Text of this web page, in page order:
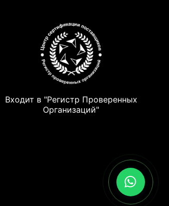
Входит в "Регистр Проверенных
Организаций"